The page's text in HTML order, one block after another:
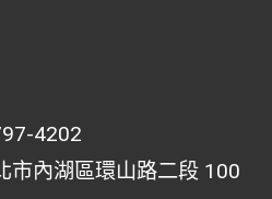
4202
市內湖區環山路二段 100